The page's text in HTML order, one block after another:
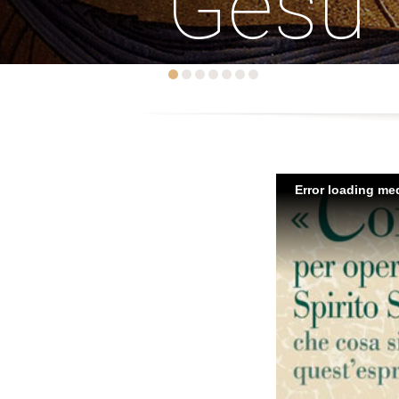
Error loading